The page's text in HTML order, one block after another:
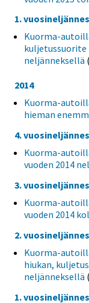
1. vuosineljännes
Kuorma-
kuljetussuorite
neljänneksellä
2014
Kuorma-
hieman
4. vuosineljännes
Kuorma-
vuoden 2014
3. vuosineljännes
Kuorma-
vuoden 2014
2. vuosineljännes
Kuorma-
hiukan,
neljänneksellä
1. vuosineljännes